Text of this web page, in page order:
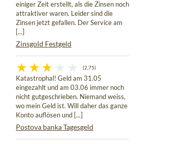
einiger Zeit erstellt, als die Zinsen noch
attraktiver waren. Leider sind die
Zinsen jetzt gefallen. Der Service am
[...]
Zinsgold Festgeld
(2,75)
Katastrophal! Geld am 31.05
eingezahlt und am 03.06 immer noch
nicht gutgeschrieben. Niemand weiss,
wo mein Geld ist. Will daher das ganze
Konto auflösen und [...]
Postova banka Tagesgeld